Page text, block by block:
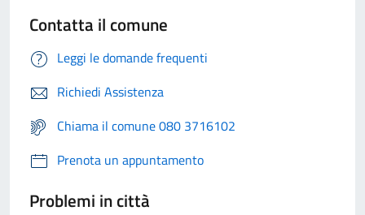
Contatta il comune
Leggi le domande frequenti
Richiedi Assistenza
Chiama il comune 080 3716102
Prenota un appuntamento
Problemi in città